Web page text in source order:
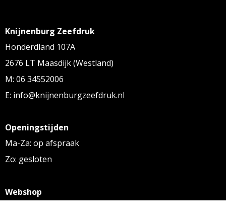
Knijnenburg Zeefdruk
Honderdland 107A
2676 LT Maasdijk (Westland)
M: 06 34552006
E: info@knijnenburgzeefdruk.nl
Openingstijden
Ma-Za: op afspraak
Zo: gesloten
Webshop